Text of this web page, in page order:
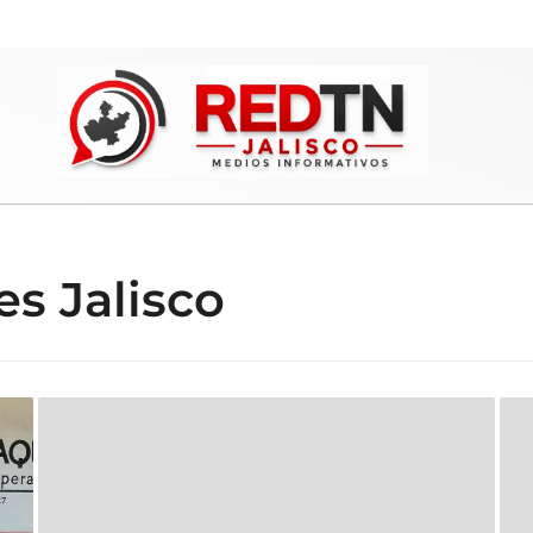
Jalisco